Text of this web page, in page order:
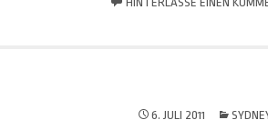
6. JULI 2011